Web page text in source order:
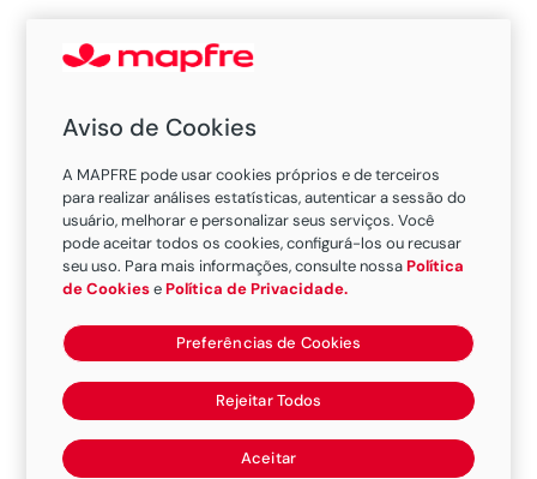
Sim. O médico veterinário deve possuir
CRMV vigente, assinar e carimbar o
laudo de necropsia.

Aviso de Cookies
A MAPFRE pode usar cookies próprios e de terceiros
para realizar análises estatísticas, autenticar a sessão do
usuário, melhorar e personalizar seus serviços. Você
pode aceitar todos os cookies, configurá-los ou recusar
seu uso. Para mais informações, consulte nossaPolítica
de CookiesePolítica de Privacidade.
Preferências de Cookies
Rejeitar Todos
Aceitar